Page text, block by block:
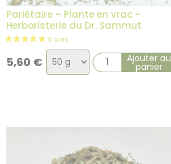
Pariétaire – Plante en vrac –
Herboristerie du Dr. Sammut
5,60 €
Choix
de
Ajouter au
panier